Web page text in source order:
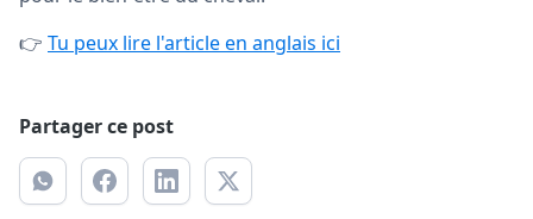
👉 Tu peux lire l'article en anglais ici
Partager ce post